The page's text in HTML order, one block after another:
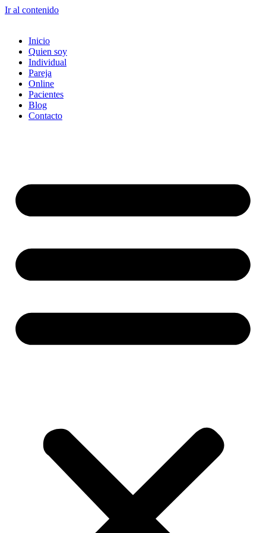
Ir al contenido
Inicio
Quien soy
Individual
Pareja
Online
Pacientes
Blog
Contacto